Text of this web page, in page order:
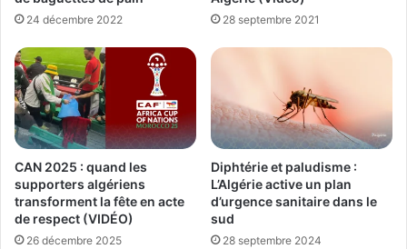
24 décembre 2022 28 septembre 2021
CAN 2025 : quand les
supporters algériens
transforment la fête en acte
de respect (VIDÉO)
26 décembre 2025
Diphtérie et paludisme :
L’Algérie active un plan
d’urgence sanitaire dans le
sud
28 septembre 2024